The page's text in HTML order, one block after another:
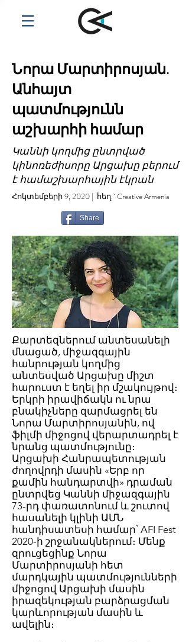
Նորա Մարտիրոսյան.
Անհայտ
պատմությունն
աշխարհի համար
Կաննի կողմից ընտրված
կինոռեժիսորը Արցախը բերում
է համաշխարհային էկրան
Հոկտեմբերի 9, 2020 | հեղ.` Creative Armenia
Share
Քարտեզներում անտեսանելի
մնացած, միջազգային
հանրության կողմից
անտեսված Արցախը միշտ
հարուստ է եղել իր մշակույթով։
Երկրի իրավիճակն ու նրա
բնակիչները զարմացրել են
Նորա Մարտիրոսյանին, ով
ֆիլմի միջոցով վերարտադրել է
նրանց պատմությունը։
Արցախի Հանրապետության
ժողովրդի մասին «Երբ որ
քամին հանդարտվի» դրաման
ընտրվեց Կաննի միջազգային
73-րդ փառատոնում և շուտով
հասանելի կլինի ԱՄՆ
հանդիսատեսի համար՝ AFI Fest
2020-ի շրջանակներում։ Մենք
զրուցեցինք Նորա
Մարտիրոսյանի հետ
մարդկային պատմությունների
միջոցով Արցախի մասին
իրազեկության բարձրացման
կարևորության մասին և
ավելին։